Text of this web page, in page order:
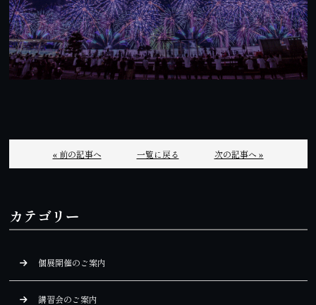
« 前の記事へ 一覧に戻る 次の記事へ »
カテゴリー
個展開催のご案内
講習会のご案内